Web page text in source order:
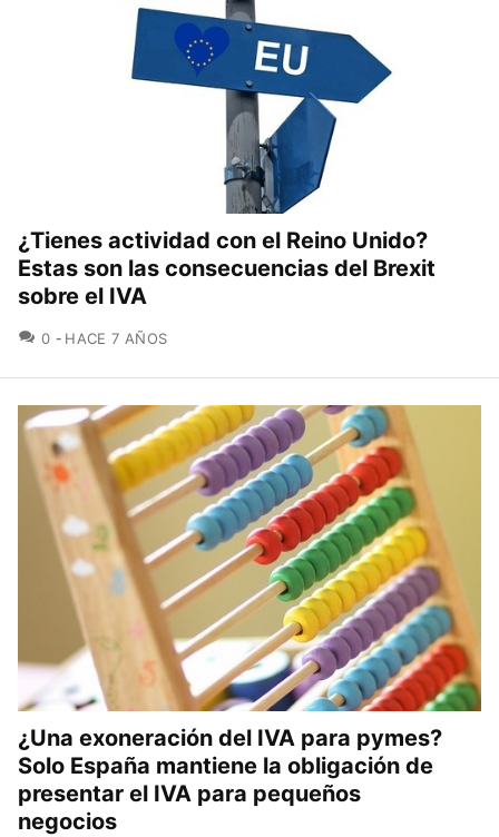
¿Tienes actividad con el Reino Unido?
Estas son las consecuencias del Brexit
sobre el IVA
0 COMENTARIOS
HACE 7 AÑOS
¿Una exoneración del IVA para pymes?
Solo España mantiene la obligación de
presentar el IVA para pequeños
negocios